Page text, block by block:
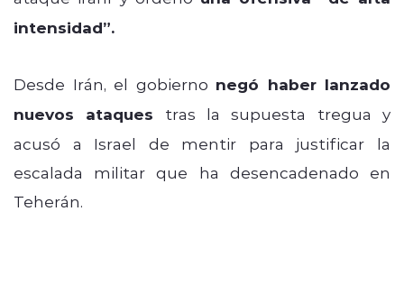
intensidad”.
Desde Irán, el gobierno negó haber lanzado
nuevos ataques tras la supuesta tregua y
acusó a Israel de mentir para justificar la
escalada militar que ha desencadenado en
Teherán.